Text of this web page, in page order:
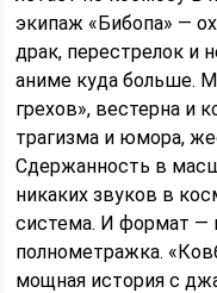
экипаж «Бибопа» —
драк, перестрелок и
аниме куда больше.
грехов», вестерна и
трагизма и юмора,
Сдержанность в
никаких звуков в
система. И формат —
полнометражка.
мощная история с